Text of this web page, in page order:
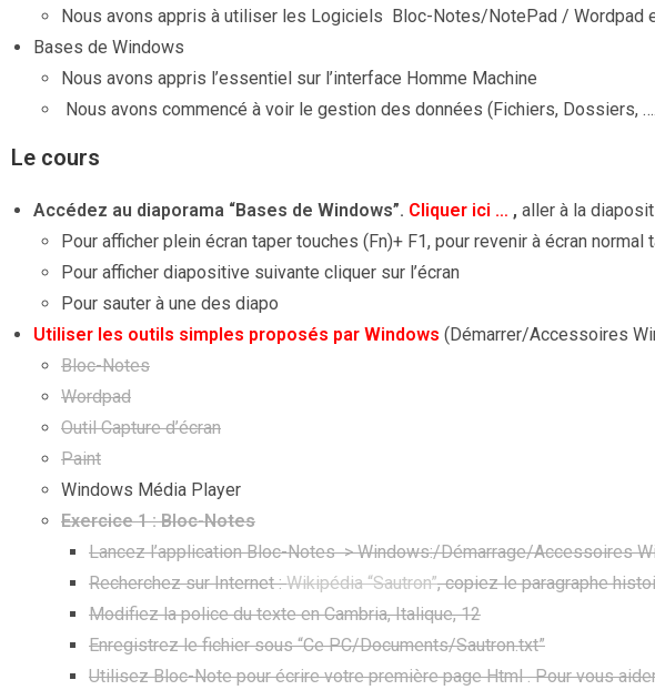
Nous avons appris à utiliser les Logiciels Bloc-Notes/NotePad / Wordpad
Bases de Windows
Nous avons appris l’essentiel sur l’interface Homme Machine
Nous avons commencé à voir le gestion des données (Fichiers, Dossiers,
Le cours
Accédez au diaporama “Bases de Windows”. Cliquer ici … , aller à la
Pour afficher plein écran taper touches (Fn)+ F1, pour revenir à écran normal
Pour afficher diapositive suivante cliquer sur l’écran
Pour sauter à une des diapo
Utiliser les outils simples proposés par Windows (Démarrer/Accessoires
Bloc-Notes
Wordpad
Outil Capture d’écran
Paint
Windows Média Player
Exercice 1: Bloc-Notes
Lancez l’application Bloc-Notes > Windows:/Démarrage/Accessoires
Recherchez sur Internet :Wikipédia “Sautron”, copiez le paragraphe
Modifiez la police du texte en Cambria, Italique, 12
Enregistrez le fichier sous “Ce PC/Documents/Sautron.txt”
Utilisez Bloc-Note pour écrire votre première page Html . Pour vous